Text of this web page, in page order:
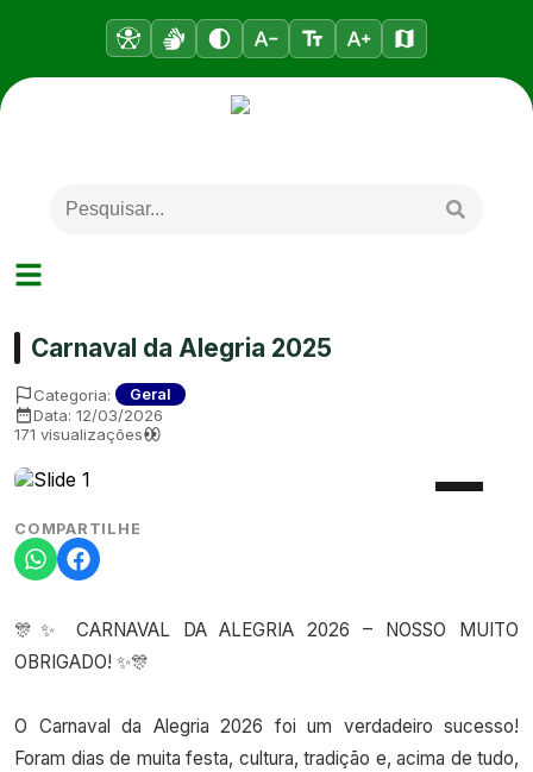
Carnaval da Alegria 2025
Categoria: Geral
Data: 12/03/2026
171 visualizações
COMPARTILHE
🎊✨ CARNAVAL DA ALEGRIA 2026 – NOSSO MUITO
OBRIGADO! ✨🎊
O Carnaval da Alegria 2026 foi um verdadeiro sucesso!
Foram dias de muita festa, cultura, tradição e, acima de tudo,